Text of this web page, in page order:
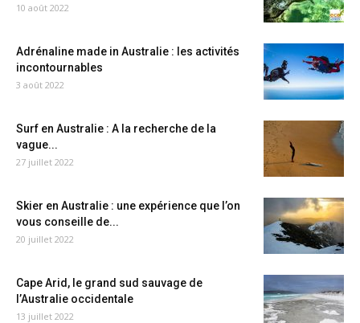
10 août 2022
Adrénaline made in Australie : les activités
incontournables
3 août 2022
Surf en Australie : A la recherche de la
vague...
27 juillet 2022
Skier en Australie : une expérience que l’on
vous conseille de...
20 juillet 2022
Cape Arid, le grand sud sauvage de
l’Australie occidentale
13 juillet 2022